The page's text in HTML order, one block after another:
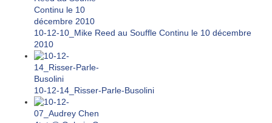
10-12-10_Mike Reed au Souffle Continu le 10 décembre
2010
10-12-14_Risser-Parle-Busolini